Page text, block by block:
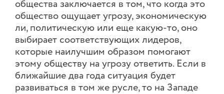
общества заключается в том, что когда это
общество ощущает угрозу, экономическую
ли, политическую или еще какую-то, оно
выбирает соответствующих лидеров,
которые наилучшим образом помогают
этому обществу на угрозу ответить. Если в
ближайшие два года ситуация будет
развиваться в том же русле, то на Западе